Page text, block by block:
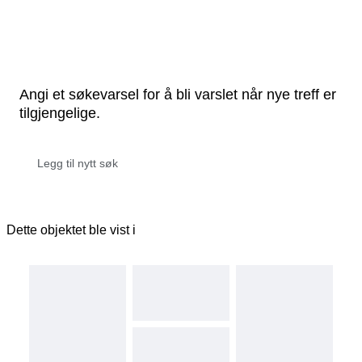
Angi et søkevarsel for å bli varslet når nye treff er
tilgjengelige.
Dette objektet ble vist i